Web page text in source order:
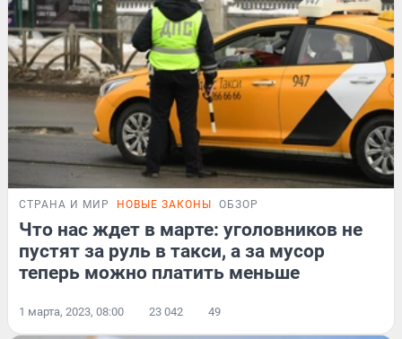
СТРАНА И МИР НОВЫЕ ЗАКОНЫ ОБЗОР
Что нас ждет в марте: уголовников не
пустят за руль в такси, а за мусор
теперь можно платить меньше
1 марта, 2023, 08:00 23 042 49